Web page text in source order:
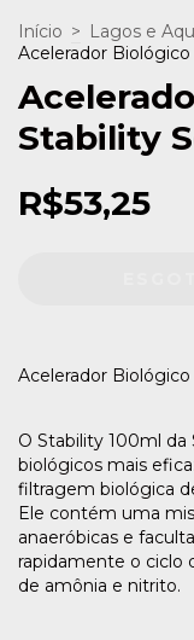
Início > Lagos e
Acelerador
Stability
R$53,25
Acelerador
O Stability 100ml
biológicos mais
filtragem biológica
Ele contém uma
anaeróbicas e
rapidamente o ciclo
de amônia e nitrito.